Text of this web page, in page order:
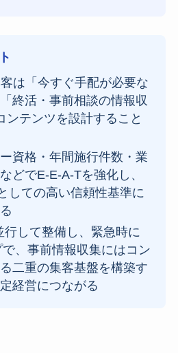
は「今すぐ手配が必要な
終活・事前相談の情報収
ンテンツを設計すること
資格・年間施行件数・業
どでE-E-A-Tを強化し、
しての高い信頼性基準に
行して整備し、緊急時に
、事前情報収集にはコン
二重の集客基盤を構築す
経営につながる